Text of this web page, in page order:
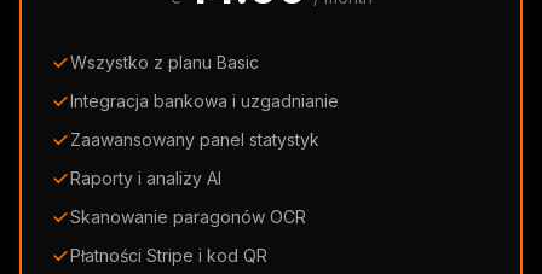
Wszystko z planu Basic
Integracja bankowa i uzgadnianie
Zaawansowany panel statystyk
Raporty i analizy AI
Skanowanie paragonów OCR
Płatności Stripe i kod QR